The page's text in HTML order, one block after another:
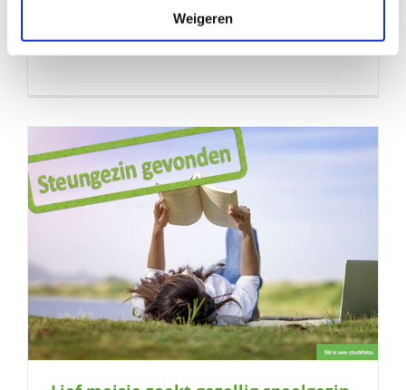
Weigeren
twee meisjes (5 en 6) en hun kleine
broertje (8 maanden)